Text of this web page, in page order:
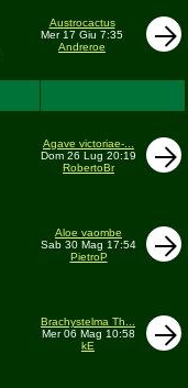
Austrocactus
Mer 17 Giu 7:35
Andreroe
Agave victoriae-...
Dom 26 Lug 20:19
RobertoBr
Aloe vaombe
Sab 30 Mag 17:54
PietroP
Brachystelma Th...
Mer 06 Mag 10:58
kE